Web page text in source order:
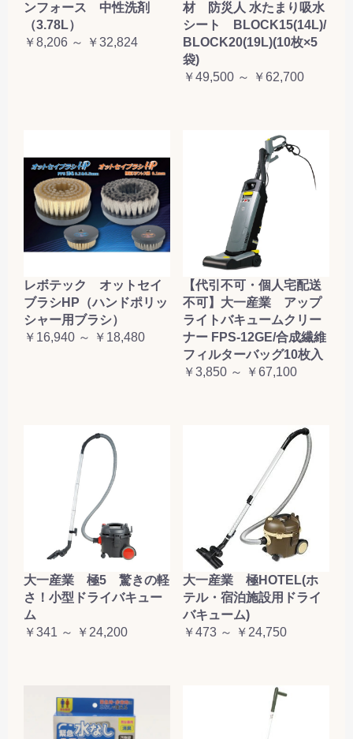
ンフォース 中性洗剤
（3.78L）
￥8,206 ～ ￥32,824
材 防災人 水たまり吸水
シート BLOCK15(14L)/
BLOCK20(19L)(10枚×5
袋)
￥49,500 ～ ￥62,700
レボテック オットセイ
ブラシHP（ハンドポリッ
シャー用ブラシ）
￥16,940 ～ ￥18,480
【代引不可・個人宅配送
不可】大一産業 アップ
ライトバキュームクリー
ナー FPS-12GE/合成繊維
フィルターバッグ10枚入
￥3,850 ～ ￥67,100
大一産業 極5 驚きの軽
さ！小型ドライバキュー
ム
￥341 ～ ￥24,200
大一産業 極HOTEL(ホ
テル・宿泊施設用ドライ
バキューム)
￥473 ～ ￥24,750